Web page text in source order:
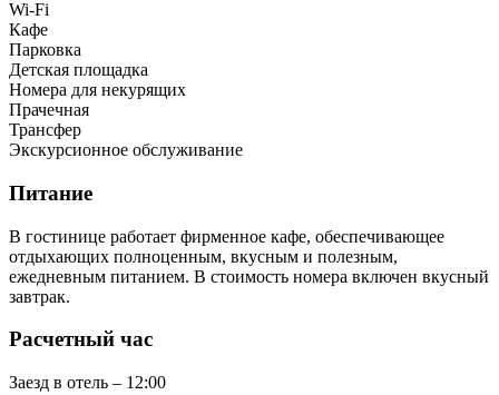
Wi-Fi
Кафе
Парковка
Детская площадка
Номера для некурящих
Прачечная
Трансфер
Экскурсионное обслуживание
Питание
В гостинице работает фирменное кафе, обеспечивающее
отдыхающих полноценным, вкусным и полезным,
ежедневным питанием. В стоимость номера включен вкусный
завтрак.
Расчетный час
Заезд в отель – 12:00